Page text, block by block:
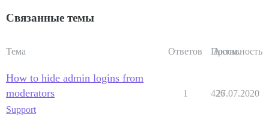
Связанные темы
Тема Ответов Просм.
Активность
How to hide admin logins from
moderators
Support
1 426
27.07.2020